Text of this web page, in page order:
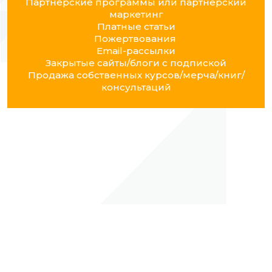
маркетинг
Платные статьи
Пожертвования
Email-рассылки
Закрытые сайты/блоги с подпиской
Продажа собственных курсов/мерча/книг/
консультаций